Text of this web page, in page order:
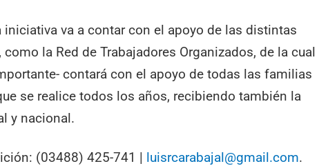
iniciativa va a contar con el apoyo de las distintas
la Red de Trabajadores Organizados, de la cual
contará con el apoyo de todas las familias
se realice todos los años, recibiendo también la
y nacional.
(03488) 425-741 | luisrcarabajal@gmail.com.